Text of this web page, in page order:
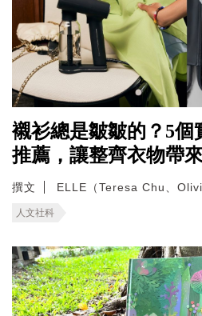
襯衫總是皺皺的？5個
推薦，讓整齊衣物帶
撰文 ELLE（Teresa Chu、
人文社科